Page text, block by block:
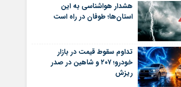
هشدار هواشناسی به این
استان‌ها؛ طوفان در راه است
تداوم سقوط قیمت در بازار
خودرو؛ ۲۰۷ و شاهین در صدر
ریزش